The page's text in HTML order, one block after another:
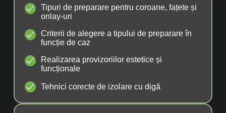
Tipuri de preparare pentru coroane, fațete și
onlay-uri
Criterii de alegere a tipului de preparare în
funcție de caz
Realizarea provizoriilor estetice și
funcționale
Tehnici corecte de izolare cu digă